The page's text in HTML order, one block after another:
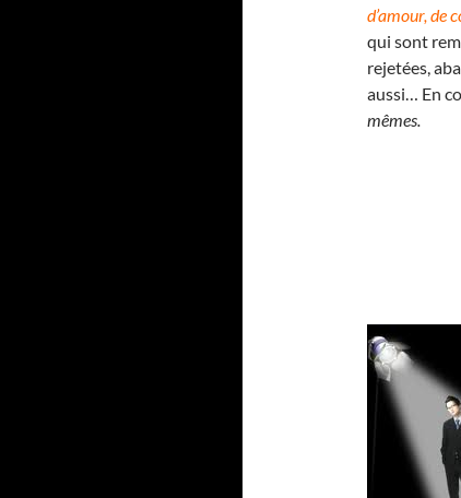
d’amour, de
qui sont
rejetées,
aussi… En
mêmes.